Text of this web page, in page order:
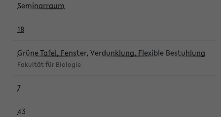
Seminarraum
18
Grüne Tafel, Fenster, Verdunklung, Flexible Bestuhlung
Fakultät für Biologie
7
43